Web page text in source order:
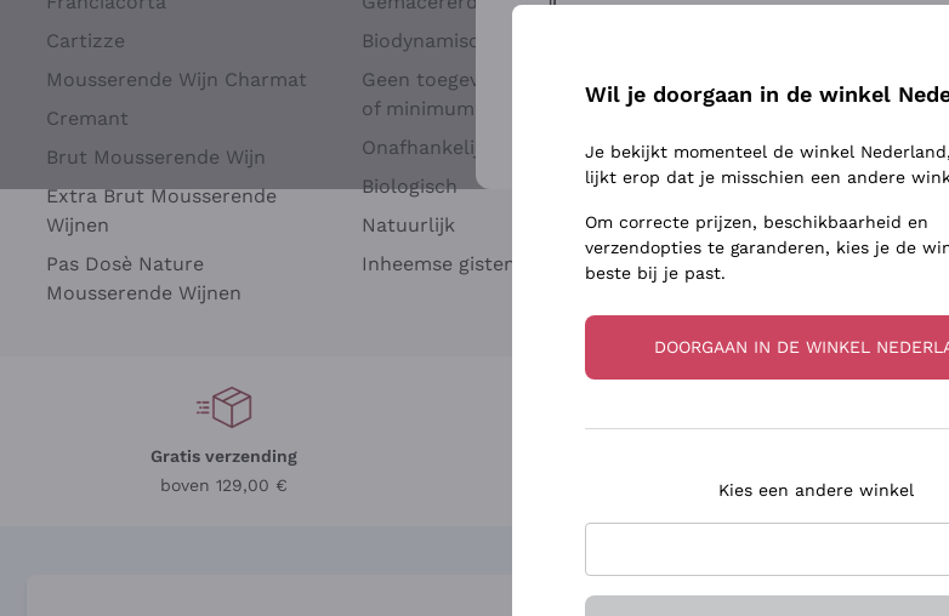
Cartizze
Mousserende Wijn Charmat
Cremant
Brut Mousserende Wijn
Extra Brut Mousserende
Wijnen
Pas Dosè Nature
Mousserende Wijnen
Biodynamisch
Geen toegevoegde sulfieten
of minimum
Onafhankelijke Wijnbouwers
Biologisch
Natuurlijk
Inheemse gisten
Argiolas
Ca' dei Frati
Gratis verzending
boven 129,00 €
Voor meer informatie, lees onzePrivacybeleid
Wil je doorgaan in de winkel
Je bekijkt momenteel de winkel
lijkt erop dat je misschien een andere
Om correcte prijzen, beschikbaarheid en
verzendopties te garanderen, kies je de
beste bij je past.
DOORGAAN IN DE WINKEL
Kies een andere winkel